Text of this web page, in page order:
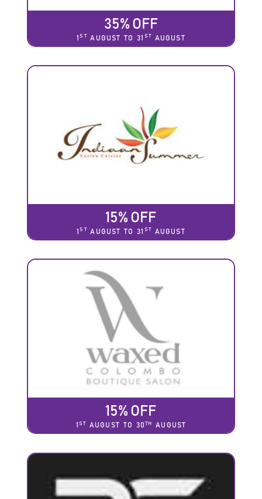
35% OFF
1ST AUGUST TO 31 ST AUGUST
15% OFF
1ST AUGUST TO 31 ST AUGUST
15% OFF
1 ST AUGUST TO 30 TH AUGUST